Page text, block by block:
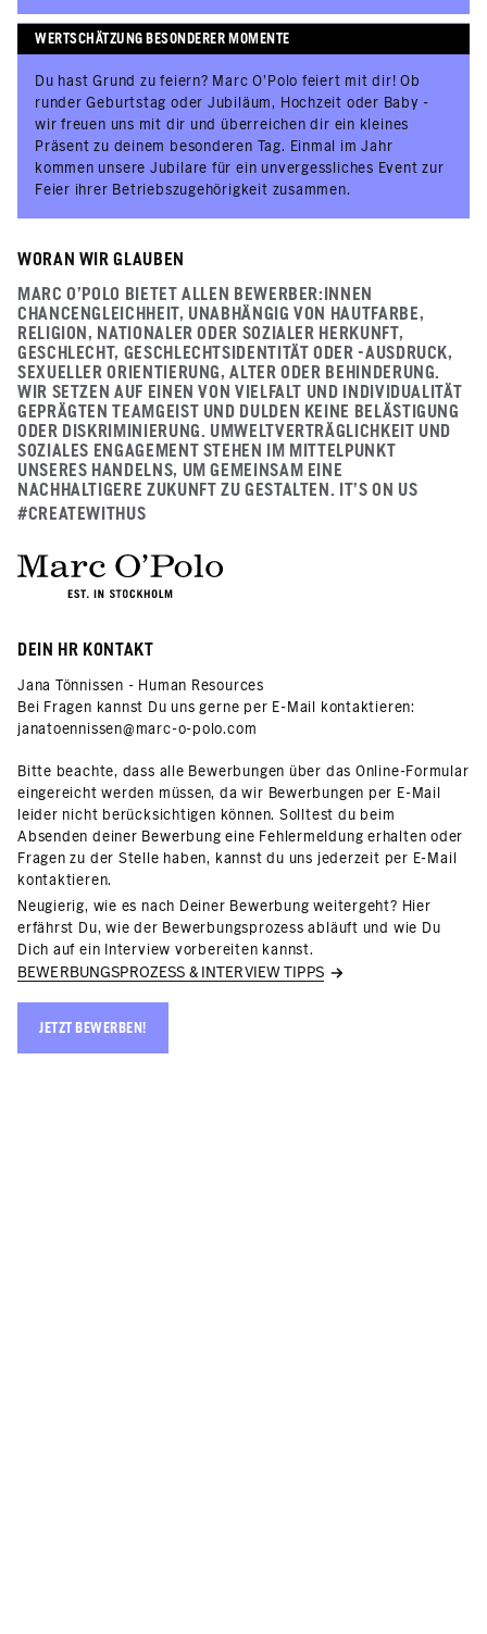
WERTSCHÄTZUNG BESONDERER MOMENTE
Du hast Grund zu feiern? Marc O’Polo feiert mit dir! Ob
runder Geburtstag oder Jubiläum, Hochzeit oder Baby -
wir freuen uns mit dir und überreichen dir ein kleines
Präsent zu deinem besonderen Tag. Einmal im Jahr
kommen unsere Jubilare für ein unvergessliches Event zur
Feier ihrer Betriebszugehörigkeit zusammen.
WORAN WIR GLAUBEN
MARC O'POLO BIETET ALLEN BEWERBER:INNEN
CHANCENGLEICHHEIT, UNABHÄNGIG VON HAUTFARBE,
RELIGION, NATIONALER ODER SOZIALER HERKUNFT,
GESCHLECHT, GESCHLECHTSIDENTITÄT ODER -AUSDRUCK,
SEXUELLER ORIENTIERUNG, ALTER ODER BEHINDERUNG.
WIR SETZEN AUF EINEN VON VIELFALT UND INDIVIDUALITÄT
GEPRÄGTEN TEAMGEIST UND DULDEN KEINE BELÄSTIGUNG
ODER DISKRIMINIERUNG. UMWELTVERTRÄGLICHKEIT UND
SOZIALES ENGAGEMENT STEHEN IM MITTELPUNKT
UNSERES HANDELNS, UM GEMEINSAM EINE
NACHHALTIGERE ZUKUNFT ZU GESTALTEN. IT’S ON US
#CREATEWITHUS
DEIN HR KONTAKT
Jana Tönnissen - Human Resources
Bei Fragen kannst Du uns gerne per E-Mail kontaktieren:
janatoennissen@marc-o-polo.com
Bitte beachte, dass alle Bewerbungen über das Online-Formular
eingereicht werden müssen, da wir Bewerbungen per E-Mail
leider nicht berücksichtigen können. Solltest du beim
Absenden deiner Bewerbung eine Fehlermeldung erhalten oder
Fragen zu der Stelle haben, kannst du uns jederzeit per E-Mail
kontaktieren.
Neugierig, wie es nach Deiner Bewerbung weitergeht? Hier
erfährst Du, wie der Bewerbungsprozess abläuft und wie Du
Dich auf ein Interview vorbereiten kannst.
BEWERBUNGSPROZESS & INTERVIEW TIPPS
JETZT BEWERBEN!